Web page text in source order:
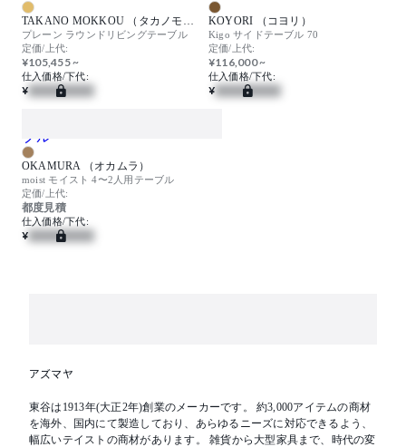
TAKANO MOKKOU （タカノモッコウ）
プレーン ラウンドリビングテーブル
定価/上代:
¥105,455 ~
仕入価格/下代:
¥
KOYORI （コヨリ）
Kigo サイドテーブル 70
定価/上代:
¥116,000 ~
仕入価格/下代:
¥
OKAMURA （オカムラ）
moist モイスト 4〜2人用テーブル
定価/上代:
都度見積
仕入価格/下代:
¥
アズマヤ
東谷は1913年(大正2年)創業のメーカーです。 約3,000アイテムの商材
を海外、国内にて製造しており、あらゆるニーズに対応できるよう、
幅広いテイストの商材があります。 雑貨から大型家具まで、時代の変